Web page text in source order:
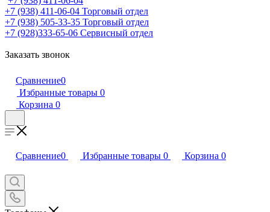
+7 (938) 411-06-04 Торговый отдел
+7 (938) 505-33-35 Торговый отдел
+7 (928)333-65-06 Сервисный отдел
Заказать звонок
Сравнение0
Избранные товары 0
Корзина 0
Сравнение0 Избранные товары 0 Корзина 0